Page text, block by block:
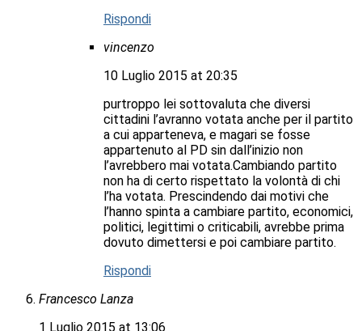
Rispondi
vincenzo
10 Luglio 2015 at 20:35
purtroppo lei sottovaluta che diversi
cittadini l’avranno votata anche per il partito
a cui apparteneva, e magari se fosse
appartenuto al PD sin dall’inizio non
l’avrebbero mai votata.Cambiando partito
non ha di certo rispettato la volontà di chi
l’ha votata. Prescindendo dai motivi che
l’hanno spinta a cambiare partito, economici,
politici, legittimi o criticabili, avrebbe prima
dovuto dimettersi e poi cambiare partito.
Rispondi
Francesco Lanza
1 Luglio 2015 at 13:06